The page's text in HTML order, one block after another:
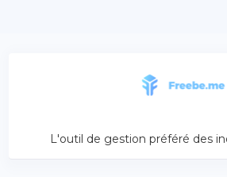
L'outil de gestion préféré des